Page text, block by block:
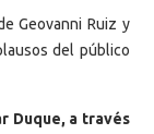
Geovanni Ruiz y
del público
Duque, a través